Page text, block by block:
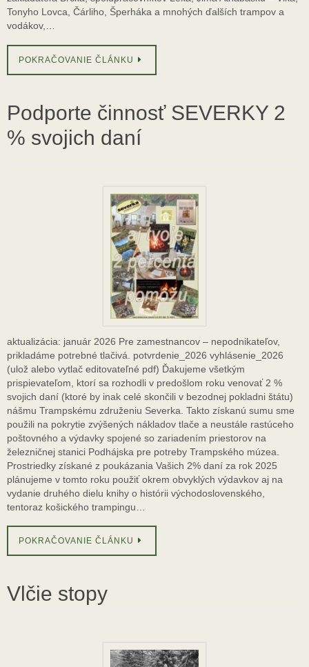
Tonyho Lovca, Čárliho, Šperháka a mnohých ďalších trampov a
vodákov,…
POKRAČOVANIE ČLÁNKU
Podporte činnosť SEVERKY 2
% svojich daní
aktualizácia: január 2026 Pre zamestnancov – nepodnikateľov,
prikladáme potrebné tlačivá. potvrdenie_2026 vyhlásenie_2026
(ulož alebo vytlač editovateľné pdf) Ďakujeme všetkým
prispievateľom, ktorí sa rozhodli v predošlom roku venovať 2 %
svojich daní (ktoré by inak celé skončili v bezodnej pokladni štátu)
nášmu Trampskému združeniu Severka. Takto získanú sumu sme
použili na pokrytie zvýšených nákladov tlače a neustále rastúceho
poštovného a výdavky spojené so zariadením priestorov na
železničnej stanici Podhájska pre potreby Trampského múzea.
Prostriedky získané z poukázania Vašich 2% daní za rok 2025
plánujeme v tomto roku použiť okrem obvyklých výdavkov aj na
vydanie druhého dielu knihy o histórii východoslovenského,
tentoraz košického trampingu…
POKRAČOVANIE ČLÁNKU
Vlčie stopy